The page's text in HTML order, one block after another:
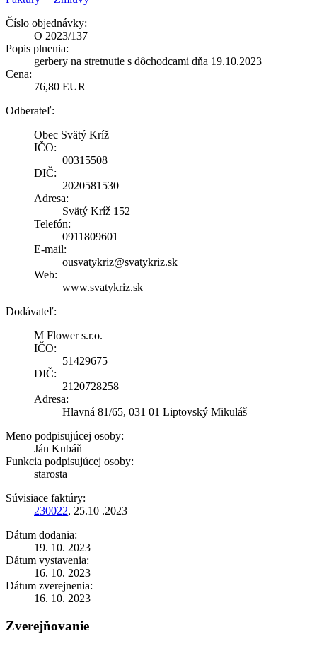
Číslo objednávky:
O 2023/137
Popis plnenia:
gerbery na stretnutie s dôchodcami dňa 19.10.2023
Cena:
76,80 EUR
Odberateľ:
Obec Svätý Kríž
IČO:
00315508
DIČ:
2020581530
Adresa:
Svätý Kríž 152
Telefón:
0911809601
E-mail:
ousvatykriz@svatykriz.sk
Web:
www.svatykriz.sk
Dodávateľ:
M Flower s.r.o.
IČO:
51429675
DIČ:
2120728258
Adresa:
Hlavná 81/65, 031 01 Liptovský Mikuláš
Meno podpisujúcej osoby:
Ján Kubáň
Funkcia podpisujúcej osoby:
starosta
Súvisiace faktúry:
230022, 25.10 .2023
Dátum dodania:
19. 10. 2023
Dátum vystavenia:
16. 10. 2023
Dátum zverejnenia:
16. 10. 2023
Zverejňovanie